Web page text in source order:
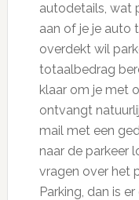
autodetails, wat
aan of je je auto
overdekt wil
totaalbedrag
klaar om je met
ontvangt
mail met een
naar de parkeer
vragen over het
Parking, dan is